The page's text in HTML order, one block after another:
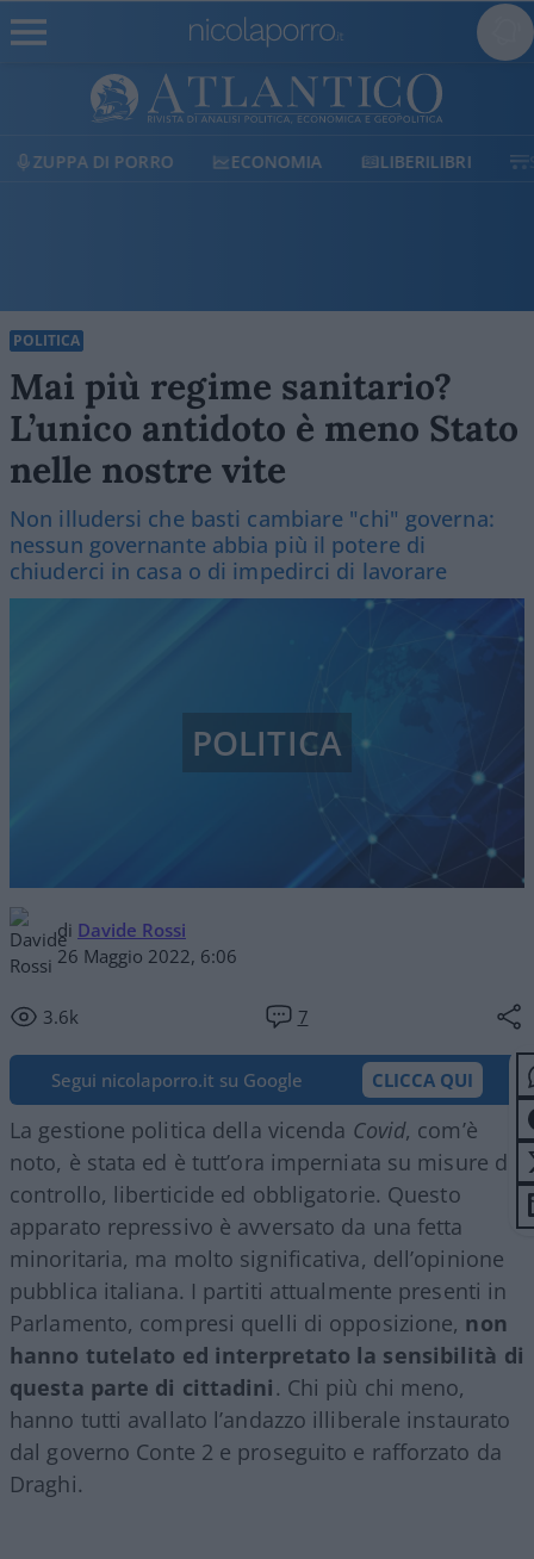
ECONOMIA LIBERILIBRI SHOP SOSTIENICI
POLITICA
Mai più regime sanitario?
L’unico antidoto è meno Stato
nelle nostre vite
Non illudersi che basti cambiare "chi" governa:
nessun governante abbia più il potere di
chiuderci in casa o di impedirci di lavorare
di Davide Rossi
26 Maggio 2022, 6:06
3.6k 7
POLITICA
Segui nicolaporro.it su Google CLICCA QUI
La gestione politica della vicenda Covid, com’è
noto, è stata ed è tutt’ora imperniata su misure di
controllo, liberticide ed obbligatorie. Questo
apparato repressivo è avversato da una fetta
minoritaria, ma molto significativa, dell’opinione
pubblica italiana. I partiti attualmente presenti in
Parlamento, compresi quelli di opposizione, non
hanno tutelato ed interpretato la sensibilità di
questa parte di cittadini. Chi più chi meno,
hanno tutti avallato l’andazzo illiberale instaurato
dal governo Conte 2 e proseguito e rafforzato da
Draghi.